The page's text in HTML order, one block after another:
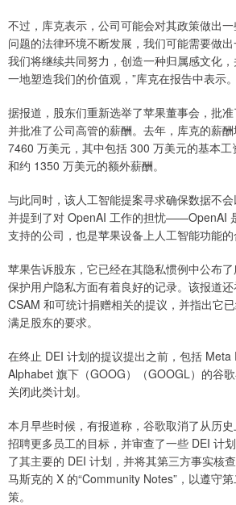
不过，库克表示，公司可能会对其政策做出
问题的法律环境不断发展，我们可能需要做出
我们将继续共同努力，创造一种归属感文化
一地塑造我们的价值观，”库克在报告中表示。
据报道，股东们重新选举了苹果董事会，批准
并批准了公司高管的薪酬。去年，库克的薪
7460 万美元，其中包括 300 万美元的基本
和约 1350 万美元的额外薪酬。
与此同时，该人工智能提案寻求确保数据不会
并提到了对 OpenAI 工作的担忧——OpenAI
支持的公司，也是苹果设备上人工智能功能的
苹果告诉股东，它已经在其隐私惯例中公布
保护用户隐私方面有着良好的记录。该报道
CSAM 和可统计捐赠相关的提议，并指出它
满足股东的要求。
在终止 DEI 计划的提议提出之前，包括 Meta
Alphabet 旗下（GOOG）（GOOGL）的谷
关闭此类计划。
本月早些时候，有报道称，谷歌取消了从历
招聘更多员工的目标，并审查了一些 DEI 计
了其主要的 DEI 计划，并将其第三方事实核
马斯克的 X 的“Community Notes”，以遵守
策。